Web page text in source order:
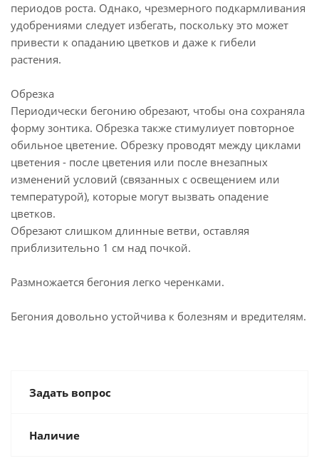
периодов роста. Однако, чрезмерного подкармливания
удобрениями следует избегать, поскольку это может
привести к опаданию цветков и даже к гибели
растения.
Обрезка
Периодически бегонию обрезают, чтобы она сохраняла
форму зонтика. Обрезка также стимулиует повторное
обильное цветение. Обрезку проводят между циклами
цветения - после цветения или после внезапных
изменений условий (связанных с освещением или
температурой), которые могут вызвать опадение
цветков.
Обрезают слишком длинные ветви, оставляя
приблизительно 1 см над почкой.
Размножается бегония легко черенками.
Бегония довольно устойчива к болезням и вредителям.
Задать вопрос
Наличие